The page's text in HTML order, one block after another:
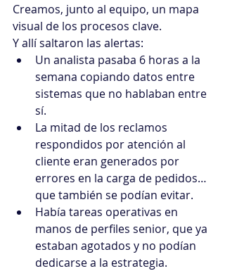
Creamos, junto al equipo, un mapa
visual de los procesos clave.
Y allí saltaron las alertas:
Un analista pasaba 6 horas a la
semana copiando datos entre
sistemas que no hablaban entre
sí.
La mitad de los reclamos
respondidos por atención al
cliente eran generados por
errores en la carga de pedidos…
que también se podían evitar.
Había tareas operativas en
manos de perfiles senior, que ya
estaban agotados y no podían
dedicarse a la estrategia.